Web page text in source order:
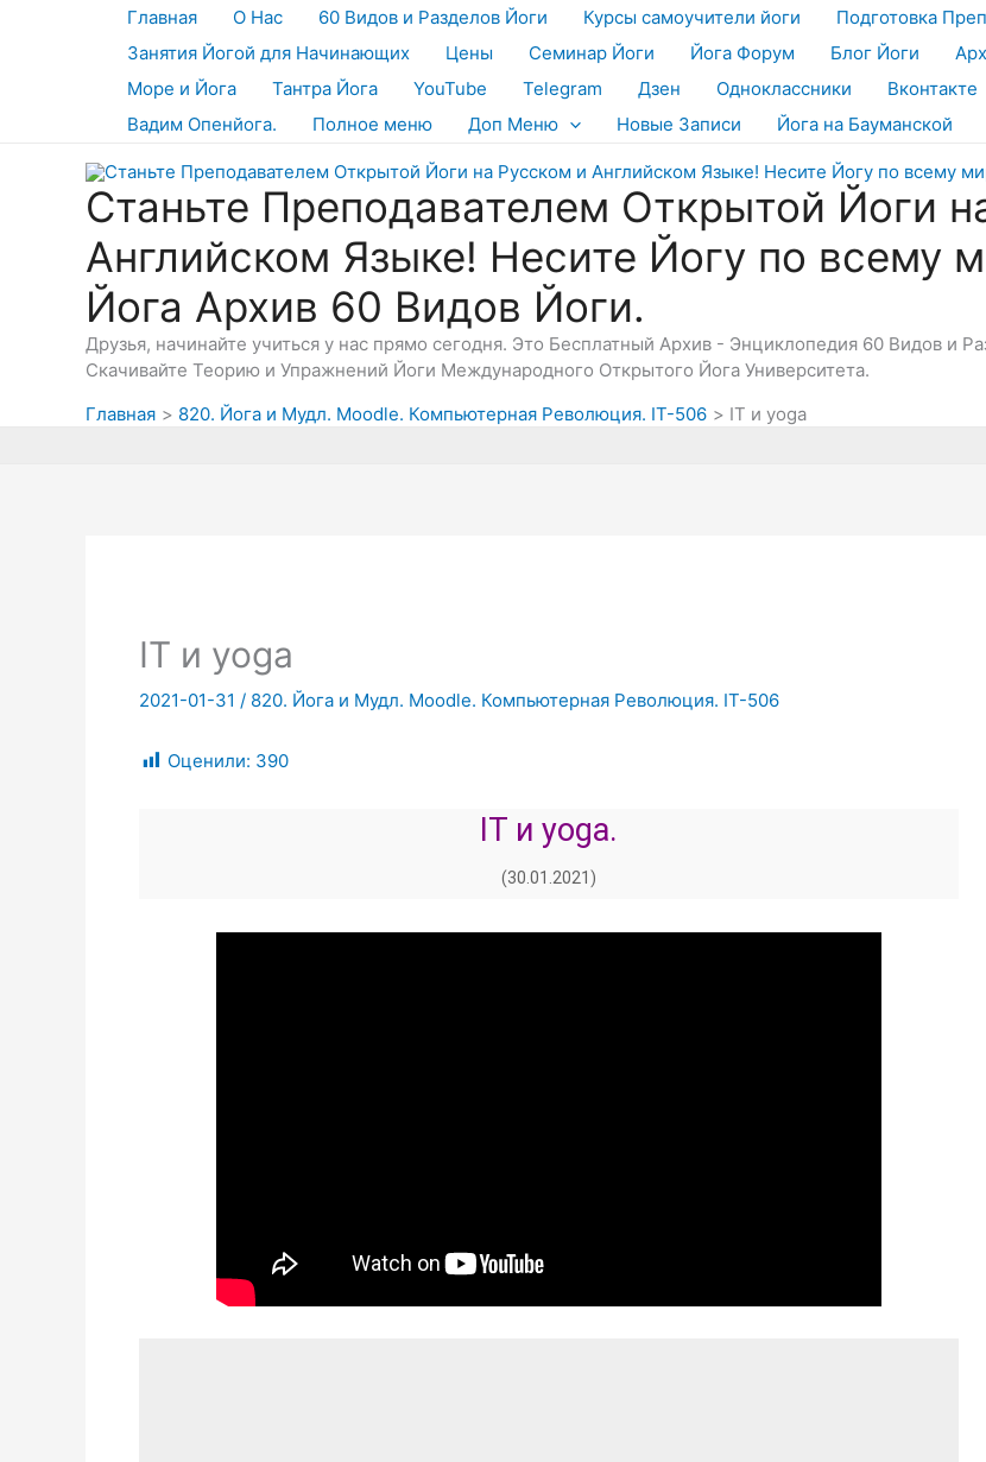
Главная О Нас 60 Видов и Разделов Йоги Курсы самоучители йоги
Подготовка
Занятия Йогой для Начинающих
Цены Семинар Йоги Йога Форум Блог Йоги
Море и Йога
Тантра Йога YouTube Telegram Дзен Одноклассники Вконтакте
Вадим Опенйога.
Полное меню Доп Меню Новые Записи Йога на Бауманской
Станьте Преподавателем Открытой Йоги
Английском Языке! Несите Йогу по всему
Йога Архив 60 Видов Йоги.
Друзья, начинайте учиться у нас прямо сегодня. Это Бесплатный Архив - Энциклопедия 60 Видов и
Скачивайте Теорию и Упражнений Йоги Международного Открытого Йога Университета.
Главная
820. Йога и Мудл. Moodle. Компьютерная Революция. IT-506 IT и yoga
IT и yoga
2021-01-31 / 820. Йога и Мудл. Moodle. Компьютерная Революция. IT-506
Оценили: 390
IT и yoga.
(30.01.2021)